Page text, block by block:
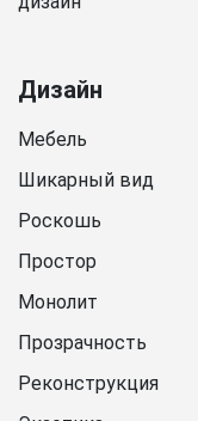
Дизайн
Мебель
Шикарный вид
Роскошь
Простор
Монолит
Прозрачность
Реконструкция